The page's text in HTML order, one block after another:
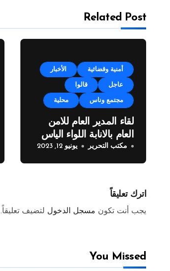
Related Post
أمنية وقضائية الأخبار
عاجل قالوا
مجتمع وناس محلية
لقاء المدير العام للامن
العام بالانابة اللواء الياس
البيسري مع وفد من
مراسلي الصحف العربية
مكتب التحرير يونيو 12, 2023
اترك تعليقاً
يجب أنت تكون مسجل الدخول لتضيف تعليقاً.
You Missed